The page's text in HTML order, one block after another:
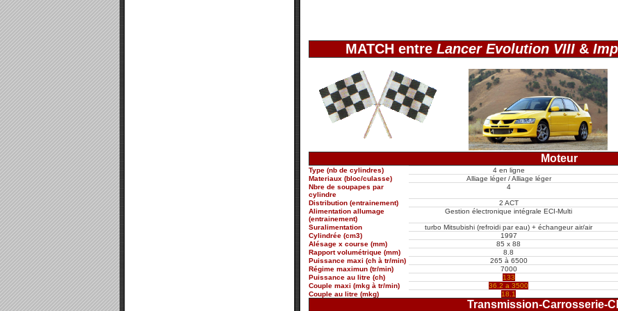
MATCH entre Lancer Evolution VIII &
Moteur
Type (nb de cylindres) 4 en ligne
Materiaux (bloc/culasse)
Alliage léger / Alliage léger
Nbre de soupapes par
cylindre
4
Distribution (entrainement) 2 ACT
Alimentation allumage
(entrainement)
Gestion électronique intégrale ECI-Multi
Suralimentation turbo Mitsubishi (refroidi par eau) + échangeur air/air
Cylindrée (cm3)
1997
Alésage x course (mm)
85 x 88
Rapport volumétrique (mm)
8.8
Puissance maxi (ch à tr/min)
265 à 6500
Régime maximun (tr/min)
7000
Puissance au litre (ch)
133
Couple maxi (mkg à tr/min)
36.2 a 3500
Couple au litre (mkg)
18.1
Transmission-Carrosserie-